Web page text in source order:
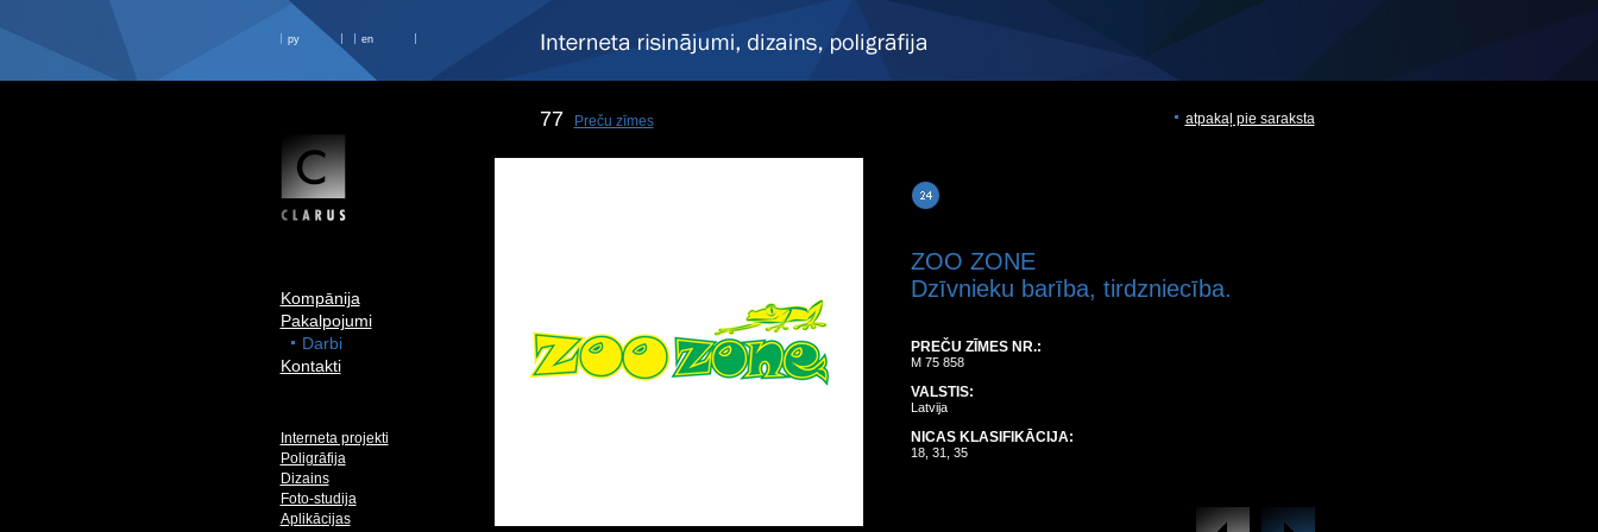
ру en
Kompānija
Pakalpojumi
Darbi
Kontakti
Interneta projekti
Poligrāfija
Dizains
Foto-studija
Aplikācijas
77 Preču zīmes atpakaļ pie saraksta
ZOO ZONE
Dzīvnieku barība, tirdzniecība.
PREČU ZĪMES NR.:
M 75 858
VALSTIS:
Latvija
NICAS KLASIFIKĀCIJA:
18, 31, 35